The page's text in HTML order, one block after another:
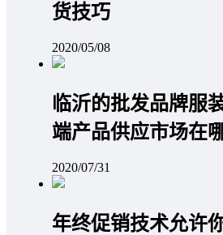
货技巧
2020/05/08
临沂的批发品牌服
端产品供应市场在
2020/07/31
年终促销技术允许